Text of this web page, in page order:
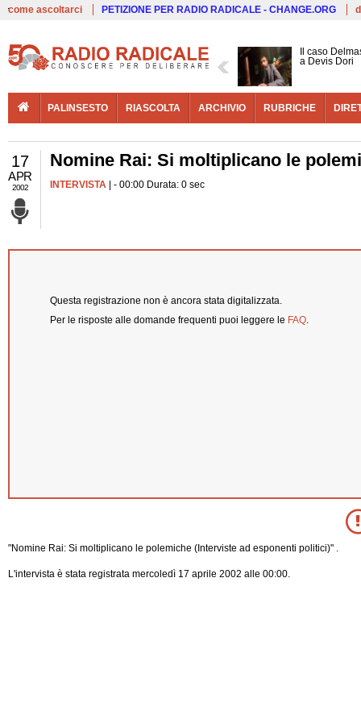
come ascoltarci PETIZIONE PER RADIO RADICALE - CHANGE.ORG
Il caso
a Devis Dori
PALINSESTO RIASCOLTA ARCHIVIO RUBRICHE
17
APR
2002
Nomine Rai: Si moltiplicano le
INTERVISTA | - 00:00 Durata: 0 sec
Questa registrazione non è ancora stata digitalizzata.
Per le risposte alle domande frequenti puoi leggere le FAQ.
"Nomine Rai: Si moltiplicano le polemiche (Interviste ad esponenti politici)" .
L'intervista è stata registrata mercoledì 17 aprile 2002 alle 00:00.